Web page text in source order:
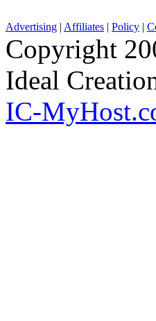
Advertising | Affiliates | Policy |
Copyright
Ideal
IC-